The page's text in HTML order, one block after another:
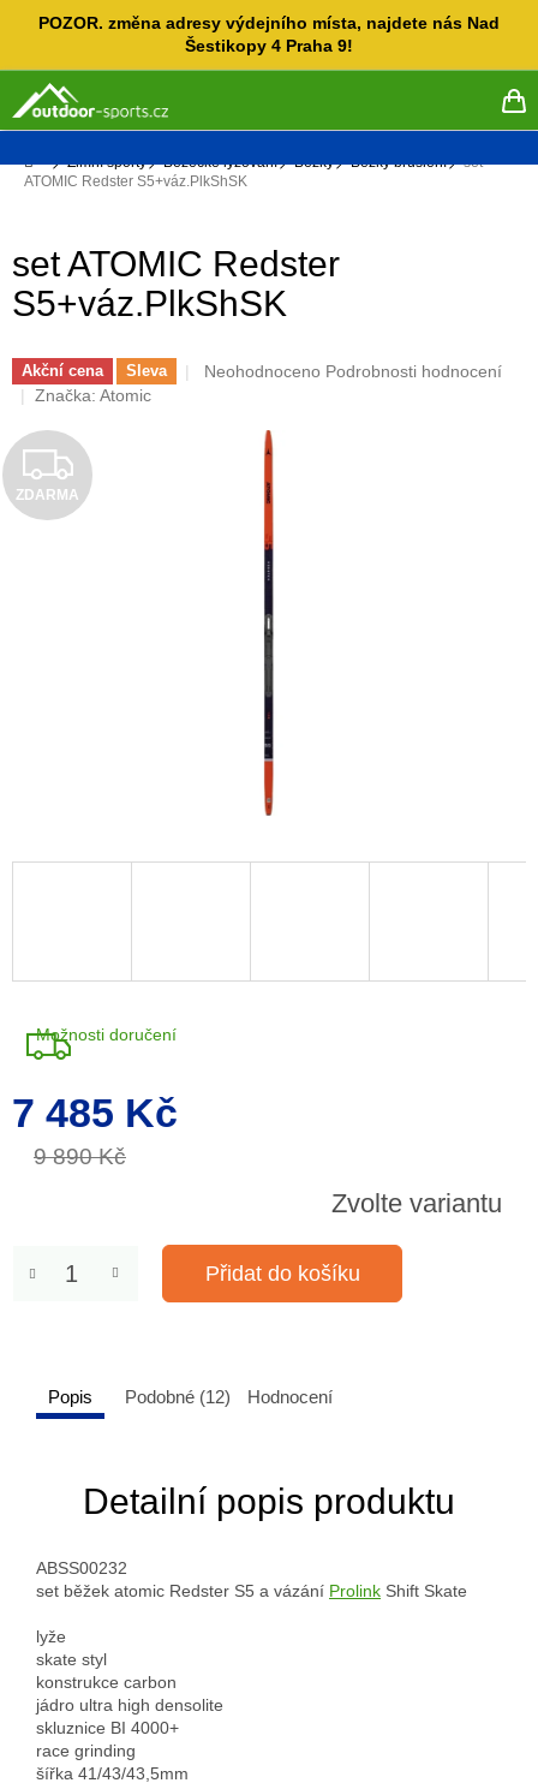
POZOR. změna adresy výdejního místa, najdete nás Nad
Šestikopy 4 Praha 9!
Domů
Zimní sporty Běžecké lyžování Běžky Běžky bruslení
set
ATOMIC Redster S5+váz.PlkShSK
set ATOMIC Redster
S5+váz.PlkShSK
Akční cena Sleva
Průměrné
Neohodnoceno Podrobnosti hodnocení
Značka: Atomic
Z
D
ZDARMA
9 890 Kč
7 485 Kč
Měrná
cena:
Zvolte variantu
Možnosti doručení
Přidat do košíku
Popis Podobné (12) Hodnocení
Detailní popis produktu
ABSS00232
set běžek atomic Redster S5 a vázání Prolink Shift Skate
lyže
skate styl
konstrukce carbon
jádro ultra high densolite
skluznice BI 4000+
race grinding
šířka 41/43/43,5mm